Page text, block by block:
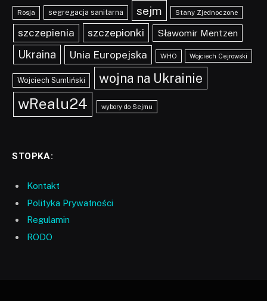
Rosja segregacja sanitarna sejm Stany Zjednoczone
szczepienia szczepionki Sławomir Mentzen
Ukraina Unia Europejska WHO Wojciech Cejrowski
Wojciech Sumliński wojna na Ukrainie
wRealu24 wybory do Sejmu
STOPKA:
Kontakt
Polityka Prywatności
Regulamin
RODO